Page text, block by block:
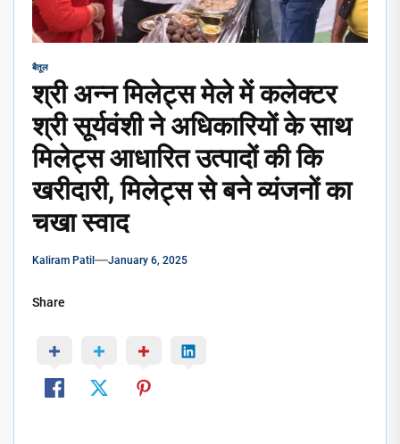
बैतूल
श्री अन्न मिलेट्स मेले में कलेक्टर
श्री सूर्यवंशी ने अधिकारियों के साथ
मिलेट्स आधारित उत्पादों की कि
खरीदारी, मिलेट्स से बने व्यंजनों का
चखा स्वाद
Kaliram Patil January 6, 2025
Share